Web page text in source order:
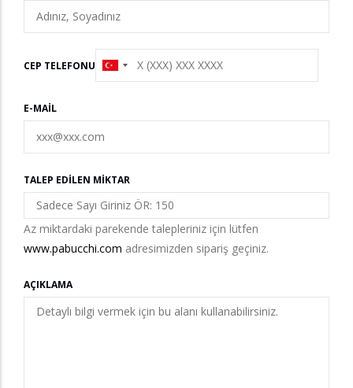
CEP TELEFONU
E-MAIL
TALEP EDILEN MIKTAR
Az miktardaki parekende talepleriniz için lütfen
www.pabucchi.com adresimizden sipariş geçiniz.
AÇIKLAMA